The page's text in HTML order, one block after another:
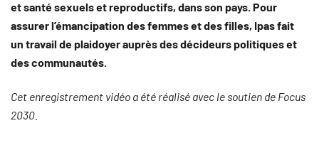
et santé sexuels et reproductifs, dans son pays. Pour
assurer l’émancipation des femmes et des filles, Ipas fait
un travail de plaidoyer auprès des décideurs politiques et
des communautés.
Cet enregistrement vidéo a été réalisé avec le soutien de Focus
2030.